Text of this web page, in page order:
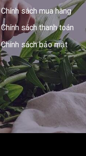
Chính sách mua hàng
Chính sách thanh toán
Chính sách bảo mật